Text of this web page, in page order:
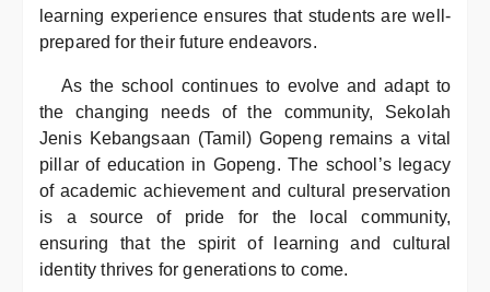
learning experience ensures that students are well-
prepared for their future endeavors.
As the school continues to evolve and adapt to
the changing needs of the community, Sekolah
Jenis Kebangsaan (Tamil) Gopeng remains a vital
pillar of education in Gopeng. The school’s legacy
of academic achievement and cultural preservation
is a source of pride for the local community,
ensuring that the spirit of learning and cultural
identity thrives for generations to come.